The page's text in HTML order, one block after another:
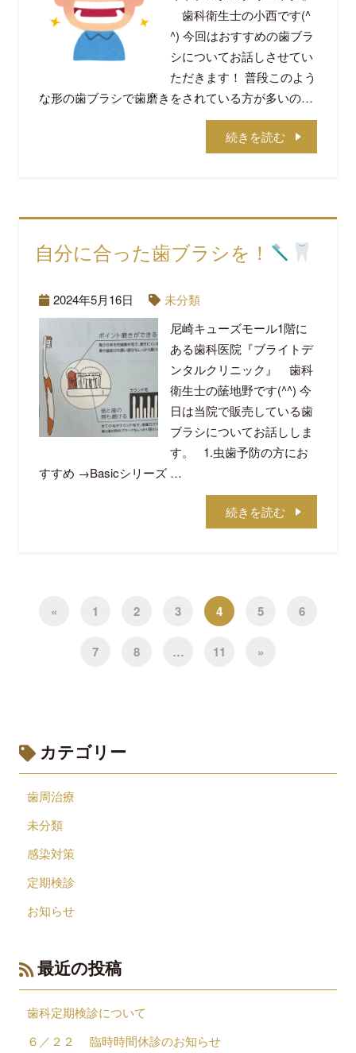
歯科衛生士の小西です(^
^) 今回はおすすめの歯ブラ
シについてお話しさせてい
ただきます！ 普段このよう
な形の歯ブラシで歯磨きをされている方が多いの…
続きを読む
自分に合った歯ブラシを！
2024年5月16日
未分類
尼崎キューズモール1階に
ある歯科医院『ブライトデ
ンタルクリニック』 歯科
衛生士の䕃地野です(^^) 今
日は当院で販売している歯
ブラシについてお話ししま
す。 1.虫歯予防の方にお
すすめ →Basicシリーズ …
続きを読む
« 1 2 3 4 5 6
7 8 … 11 »
カテゴリー
歯周治療
未分類
感染対策
定期検診
お知らせ
最近の投稿
歯科定期検診について
６／２２ 臨時時間休診のお知らせ